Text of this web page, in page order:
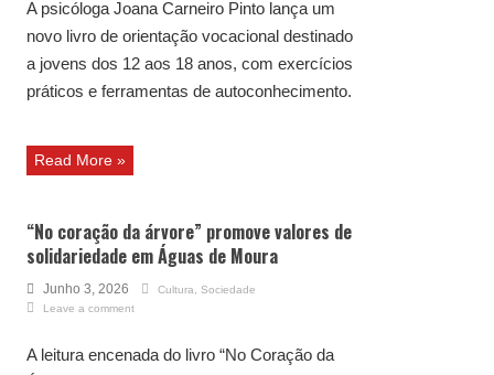
A psicóloga Joana Carneiro Pinto lança um
novo livro de orientação vocacional destinado
a jovens dos 12 aos 18 anos, com exercícios
práticos e ferramentas de autoconhecimento.
Read More »
“No coração da árvore” promove valores de
solidariedade em Águas de Moura
Junho 3, 2026 Cultura
Sociedade
Leave a comment
A leitura encenada do livro “No Coração da